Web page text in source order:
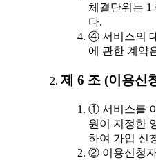
체결단위는 1
다.
④ 서비스의
에 관한 계약
제 6 조 (이용신
① 서비스를
원이 지정한
하여 가입 신
② 이용신청